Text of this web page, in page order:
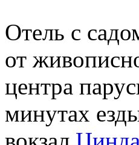
Отель с
от
центра
минутах